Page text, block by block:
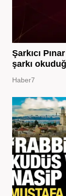
Şarkıcı
şarkı
Haber7